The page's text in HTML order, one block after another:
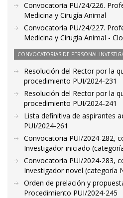
Convocatoria PU/24/226.
Medicina y Cirugía Animal
Convocatoria PU/24/227.
Medicina y Cirugía Animal -
CONVOCATORIAS DE PERSONAL
Resolución del Rector por la
procedimiento PUI/2024-231
Resolución del Rector por la
procedimiento PUI/2024-241
Lista definitiva de aspirantes
PUI/2024-261
Convocatoria PUI/2024-282,
Investigador iniciado
Convocatoria PUI/2024-283,
Investigador novel (categoría
Orden de prelación y
Procedimiento PUI/2024-245